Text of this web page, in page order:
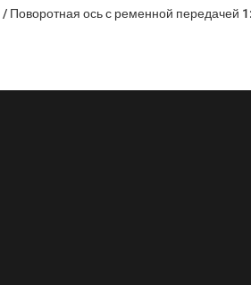
/ Поворотная ось с ременной передачей